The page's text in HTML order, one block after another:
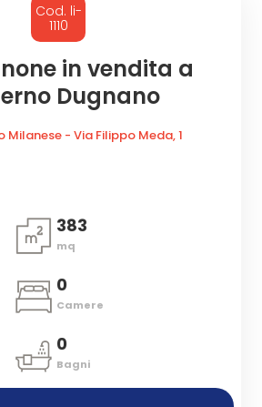
Cod. li-
1110
in vendita a
Dugnano
Milanese - Via Filippo Meda, 1
383
mq
0
Camere
0
Bagni